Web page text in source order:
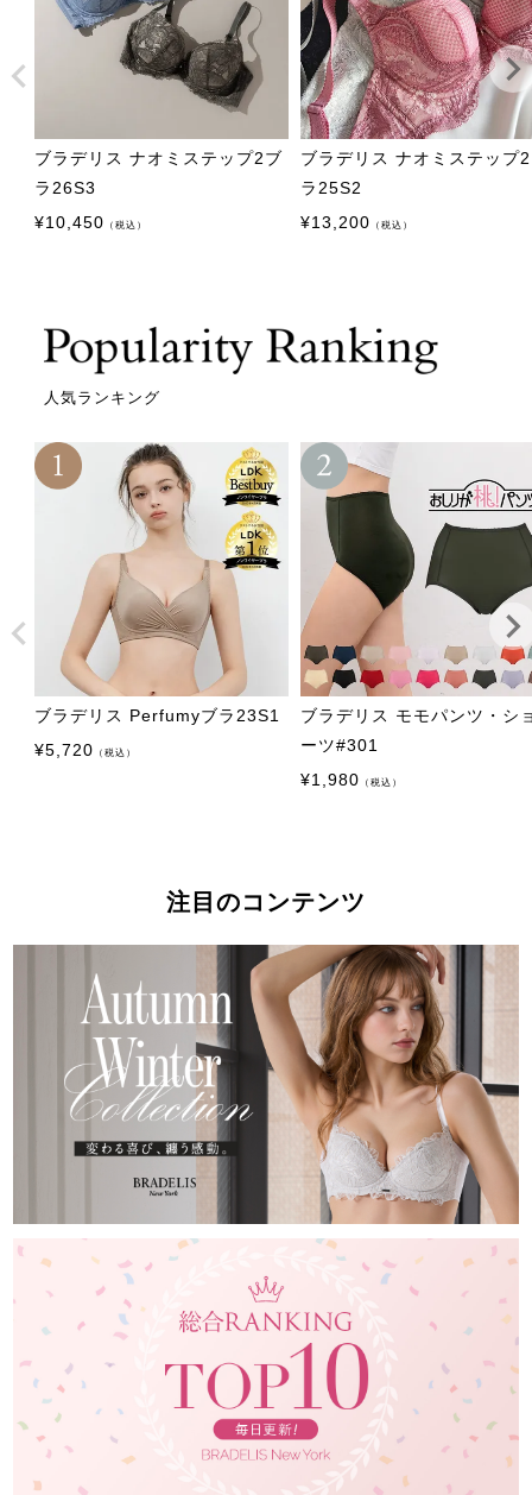
ブラデリス ナオミステップ2ブ
ラ26S3
¥10,450 （税込）
ブラデリス ナオミステップ
ラ25S2
¥13,200 （税込）
人気ランキング
ブラデリス Perfumyブラ23S1
¥5,720 （税込）
ブラデリス モモパンツ・シ
ーツ#301
¥1,980 （税込）
注目のコンテンツ